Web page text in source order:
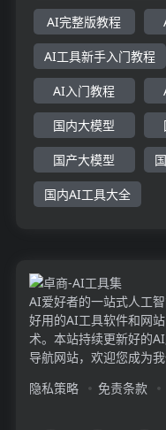
AI完整版教程
AI工具新手入门教程
AI入门教程
国内大模型
国产大模型
国内AI工具大全
AI爱好者的一站式人工
好用的AI工具软件和网
术。本站持续更新好的
导航网站，欢迎您成为我
隐私策略
免责条款